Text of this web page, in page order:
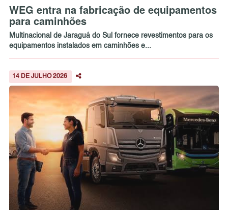
WEG entra na fabricação de equipamentos
para caminhões
Multinacional de Jaraguá do Sul fornece revestimentos para os
equipamentos instalados em caminhões e...
14 DE JULHO 2026